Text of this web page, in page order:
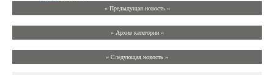
« Предыдущая новость «
» Архив категории «
» Следующая новость »